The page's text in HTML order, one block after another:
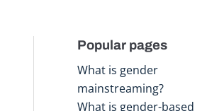
Popular pages
What is gender
mainstreaming?
What is gender-based